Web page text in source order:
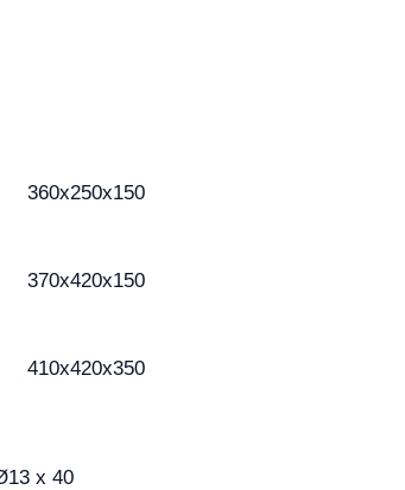
360x250x150
370x420x150
410x420x350
x 40